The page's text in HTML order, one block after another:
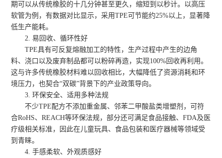
期可以从传统橡胶的十几分钟甚至更久，缩短到以秒计。以高压
软管为例，有数据对比显示，采用TPE可节能约25%以上，显著降
低生产能耗。
2. 易回收、循环性好
TPE具有可反复熔融加工的特性，生产过程中产生的边角
料、浇口以及废弃制品都可以粉碎再造，实现100%回收再利用。
这与许多传统橡胶材料难以回收相比，大幅降低了资源消耗和环
境压力，也契合“双碳”背景下的产业政策导向。
3. 环保安全、适用多种法规
不少TPE配方不添加重金属、邻苯二甲酸盐类增塑剂，可符
合RoHS、REACH等环保法规，部分还可满足食品接触、FDA及医
疗级相关标准，因此在儿童玩具、食品包装和医疗器械等领域受
到青睐。
4. 手感柔软、外观质感好